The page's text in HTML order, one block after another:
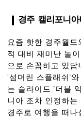
경주 캘리포니
요즘 핫한 경주월드
적 대비 재미난 놀
으로 손꼽히고 있답
'섬머린 스플래쉬'와
는 슬라이드 '더블
니아 조차 인정하
경주로 여행을 떠나